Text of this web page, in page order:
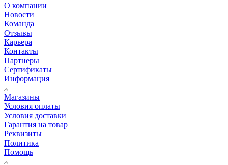
О компании
Новости
Команда
Отзывы
Карьера
Контакты
Партнеры
Сертификаты
Информация
Магазины
Условия оплаты
Условия доставки
Гарантия на товар
Реквизиты
Политика
Помощь